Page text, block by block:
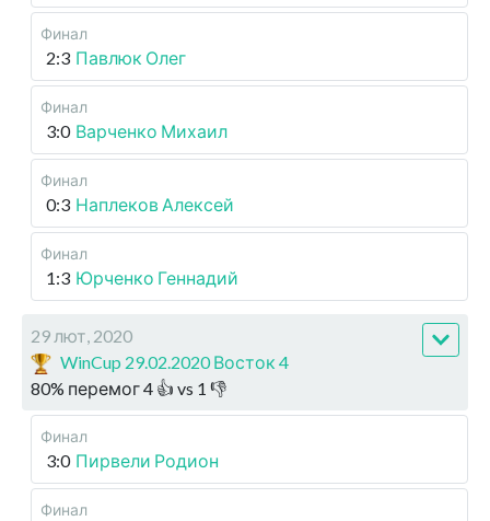
Финал
2:3 Павлюк Олег
Финал
3:0 Варченко Михаил
Финал
0:3 Наплеков Алексей
Финал
1:3 Юрченко Геннадий
29 лют, 2020
WinCup 29.02.2020 Восток 4
80% перемог4 👍 vs 1 👎
Финал
3:0 Пирвели Родион
Финал